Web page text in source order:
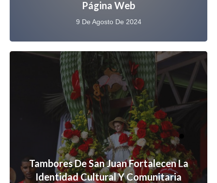
Página Web
9 De Agosto De 2024
Tambores De San Juan Fortalecen La
Identidad Cultural Y Comunitaria